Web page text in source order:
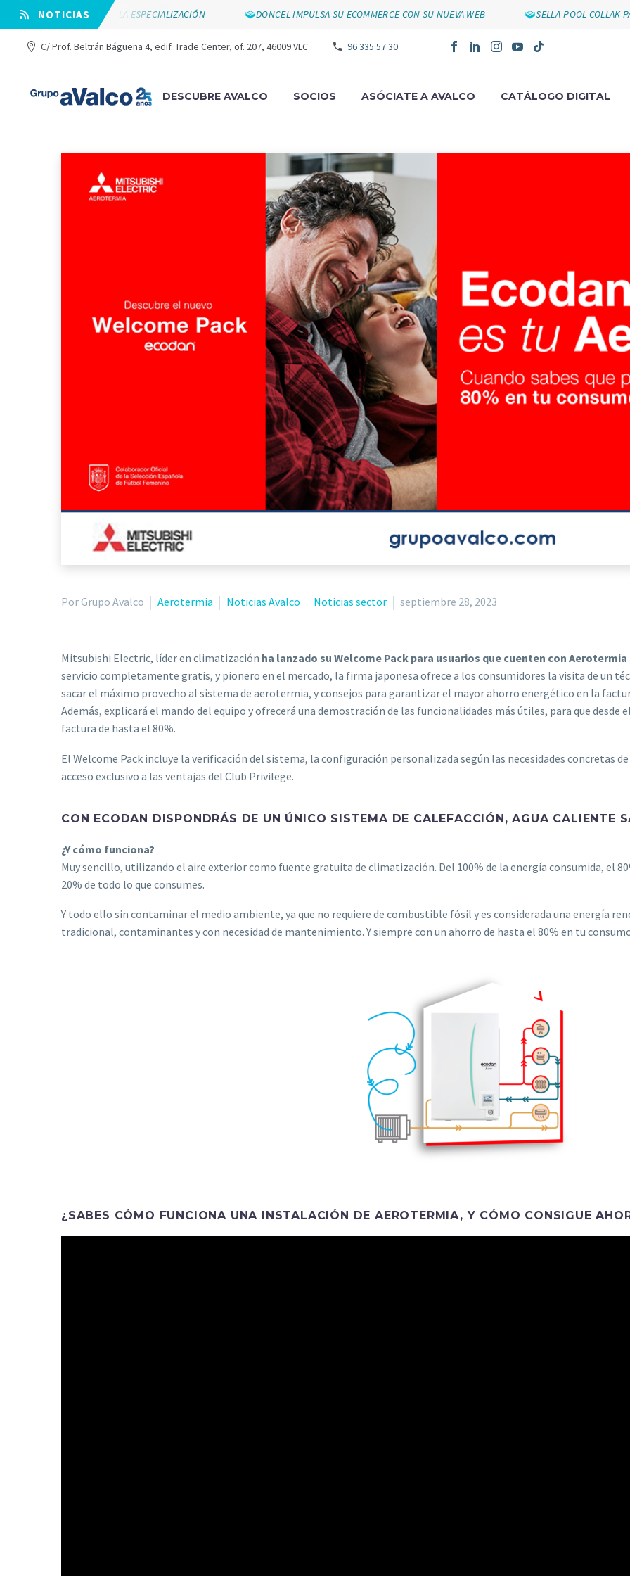
⠀NOTICIAS
APUESTA POR LA ESPECIALIZACIÓN DONCEL IMPULSA SU ECOMMERCE CON SU NUEVA WEB SELLA-POOL COLLAK PARA
C/ Prof. Beltrán Báguena 4, edif. Trade Center, of. 207, 46009 VLC 96 335 57 30
DESCUBRE AVALCO SOCIOS ASÓCIATE A AVALCO CATÁLOGO DIGITAL
Por Grupo Avalco Aerotermia Noticias Avalco Noticias sector septiembre 28, 2023
Mitsubishi Electric, líder en climatización ha lanzado su Welcome Pack para usuarios que cuenten con Aerotermia
servicio completamente gratis, y pionero en el mercado, la firma japonesa ofrece a los consumidores la visita de un
sacar el máximo provecho al sistema de aerotermia, y consejos para garantizar el mayor ahorro energético en la
Además, explicará el mando del equipo y ofrecerá una demostración de las funcionalidades más útiles, para que
factura de hasta el 80%.
El Welcome Pack incluye la verificación del sistema, la configuración personalizada según las necesidades concretas
acceso exclusivo a las ventajas del Club Privilege.
CON ECODAN DISPONDRÁS DE UN ÚNICO SISTEMA DE CALEFACCIÓN, AGUA CALIENTE
¿Y cómo funciona?
Muy sencillo, utilizando el aire exterior como fuente gratuita de climatización. Del 100% de la energía consumida, el
20% de todo lo que consumes.
Y todo ello sin contaminar el medio ambiente, ya que no requiere de combustible fósil y es considerada una energía
tradicional, contaminantes y con necesidad de mantenimiento. Y siempre con un ahorro de hasta el 80% en tu
¿SABES CÓMO FUNCIONA UNA INSTALACIÓN DE AEROTERMIA, Y CÓMO CONSIGUE